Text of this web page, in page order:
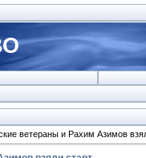
ветераны и Рахим Азимов